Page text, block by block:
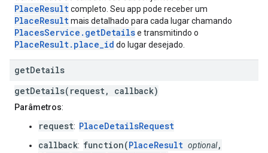
PlaceResultcompleto. Seu app pode receber um
PlaceResultmais detalhado para cada lugar chamando
PlacesService.getDetailse transmitindo o
PlaceResult.place_id do lugar desejado.
getDetails
getDetails(request, callback)
Parâmetros:
request: PlaceDetailsRequest
callback: function(PlaceResult optional,